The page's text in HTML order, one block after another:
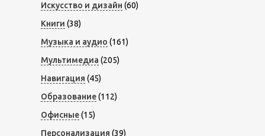
Искусство и дизайн (60)
Книги (38)
Музыка и аудио (161)
Мультимедиа (205)
Навигация (45)
Образование(112)
Офисные(15)
Персонализация (39)